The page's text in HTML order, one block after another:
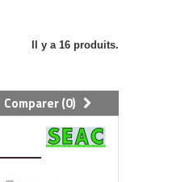
Il y a 16 produits.
Comparer (0)